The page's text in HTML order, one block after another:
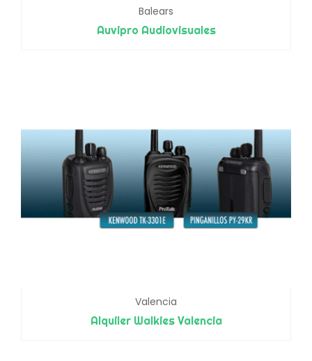
Balears
Auvipro Audiovisuales
Valencia
Alquiler Walkies Valencia